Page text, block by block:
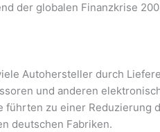
der globalen Finanzkrise
Autohersteller durch
und anderen
führten zu einer Reduzierung
deutschen Fabriken.